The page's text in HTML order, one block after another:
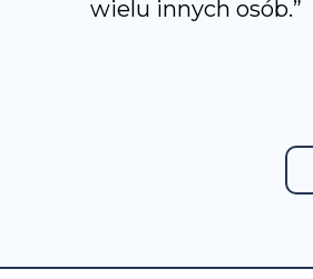
wielu innych osób.”